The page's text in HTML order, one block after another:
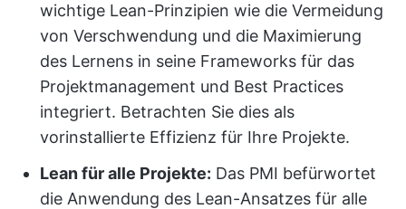
wichtige Lean-Prinzipien wie die Vermeidung
von Verschwendung und die Maximierung
des Lernens in seine Frameworks für das
Projektmanagement und Best Practices
integriert. Betrachten Sie dies als
vorinstallierte Effizienz für Ihre Projekte.
Lean für alle Projekte: Das PMI befürwortet
die Anwendung des Lean-Ansatzes für alle